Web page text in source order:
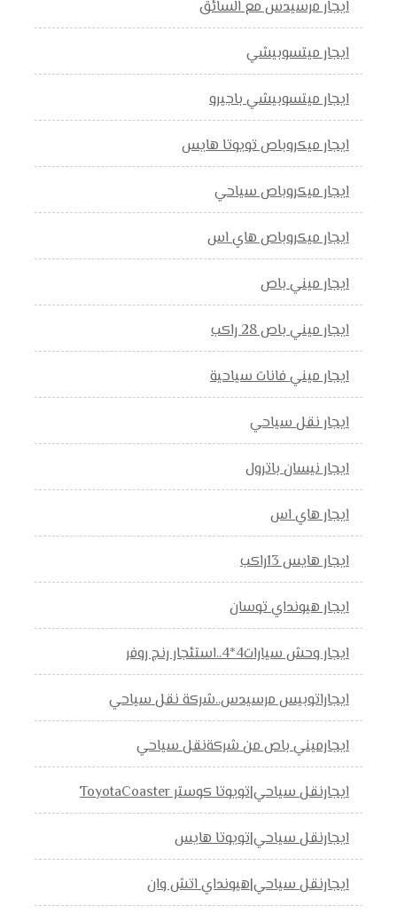
ايجار مرسيدس مع السائق
ايجار ميتسوبيشي
ايجار ميتسوبيشي باجيرو
ايجار ميكروباص تويوتا هايس
ايجار ميكروباص سياحي
ايجار ميكروباص هاي اس
ايجار ميني باص
ايجار ميني باص 28 راكب
ايجار ميني فانات سياحية
ايجار نقل سياحي
ايجار نيسان باترول
ايجار هاي اس
ايجار هايس 13راكب
ايجار هيونداي توسان
ايجار وحش سيارات4*4..استئجار رنج روفر
ايجاراتوبيس مرسيدس..شركة نقل سياحي
ايجارميني باص من شركةنقل سياحي
ايجارنقل سياحي|تويوتا كوستر ToyotaCoaster
ايجارنقل سياحي|تويوتا هايس
ايجارنقل سياحي|هيونداي اتش وان